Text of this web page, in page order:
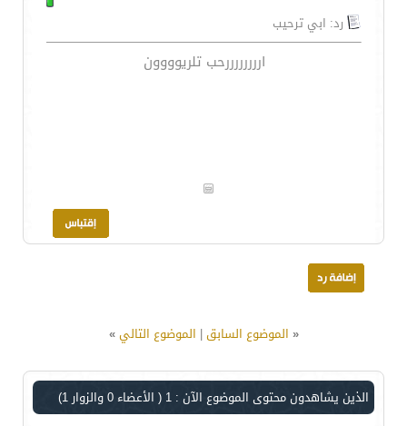
رد: ابي ترحيب
اررررررررحب تلريوووون
« الموضوع السابق| الموضوع التالي»
الذين يشاهدون محتوى الموضوع الآن : 1 ( الأعضاء 0 والزوار 1)